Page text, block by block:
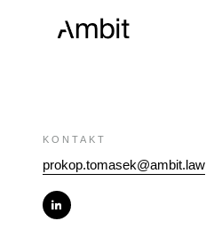
KONTAKT
prokop.tomasek@ambit.law